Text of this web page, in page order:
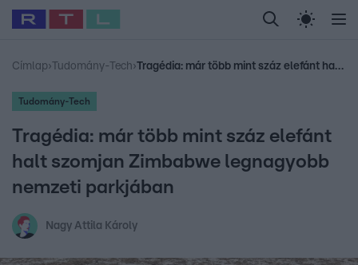
Legfrissebb RTL Híradó Randi Celeb vagyok,
Babits Marcella Most Wanted Gallusz
Címlap› Tudomány-Tech› Tragédia: már több mint száz elefánt halt szomjan Zimbabwe legnagyobb nemzeti parkjában
Tudomány-Tech
Tragédia: már több mint száz elefánt
halt szomjan Zimbabwe legnagyobb
nemzeti parkjában
Nagy Attila Károly